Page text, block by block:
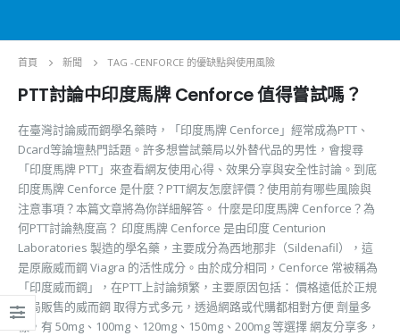
首頁 新聞 TAG -CENFORCE 的優缺點與使用風險
PTT討論中印度馬牌 Cenforce 值得嘗試嗎？
在臺灣討論威而鋼學名藥時，「印度馬牌 Cenforce」經常成為PTT、
Dcard等論壇熱門話題。許多想嘗試藥局以外替代品的男性，會搜尋
「印度馬牌 PTT」來查看網友使用心得、效果分享與安全性討論。到底
印度馬牌 Cenforce 是什麼？PTT網友怎麼評價？使用前有哪些風險與
注意事項？本篇文章將為你詳細解答。 什麼是印度馬牌 Cenforce？為
何PTT討論熱度高？ 印度馬牌 Cenforce 是由印度 Centurion
Laboratories 製造的學名藥，主要成分為西地那非（Sildenafil），這
是原廠威而鋼 Viagra 的活性成分。由於成分相同，Cenforce 常被稱為
「印度威而鋼」，在PTT上討論頻繁，主要原因包括： 價格遠低於正規
藥局販售的威而鋼 取得方式多元，透過網路或代購都相對方便 劑量多
樣，有 50mg、100mg、120mg、150mg、200mg 等選擇 網友分享多，